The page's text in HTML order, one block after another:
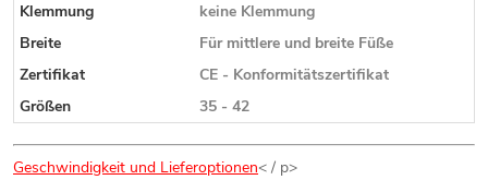
Klemmung
keine Klemmung
Breite
Für mittlere und breite Füße
Zertifikat
CE - Konformitätszertifikat
Größen
35 - 42
Geschwindigkeit und Lieferoptionen< / p>